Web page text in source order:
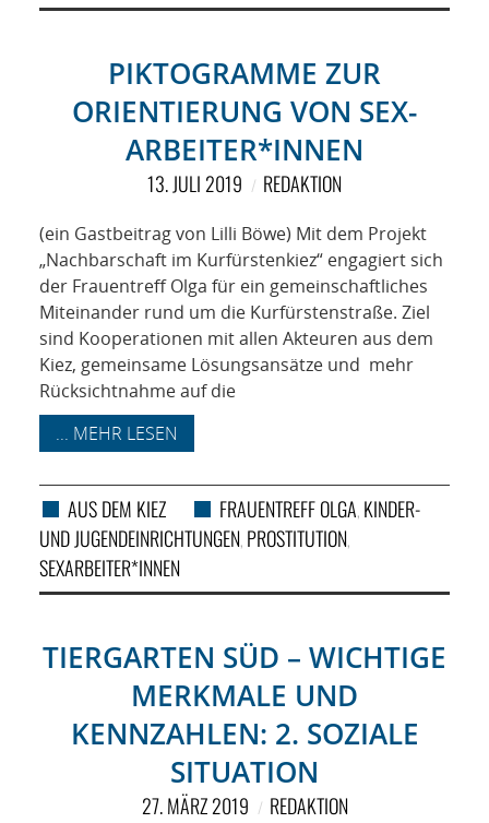
PIKTOGRAMME ZUR
ORIENTIERUNG VON SEX-
ARBEITER*INNEN
13. JULI 2019 REDAKTION
(ein Gastbeitrag von Lilli Böwe) Mit dem Projekt
„Nachbarschaft im Kurfürstenkiez“ engagiert sich
der Frauentreff Olga für ein gemeinschaftliches
Miteinander rund um die Kurfürstenstraße. Ziel
sind Kooperationen mit allen Akteuren aus dem
Kiez, gemeinsame Lösungsansätze und mehr
Rücksichtnahme auf die
... MEHR LESEN
AUS DEM KIEZ FRAUENTREFF OLGA, KINDER-
UND JUGENDEINRICHTUNGEN, PROSTITUTION,
SEXARBEITER*INNEN
TIERGARTEN SÜD – WICHTIGE
MERKMALE UND
KENNZAHLEN: 2. SOZIALE
SITUATION
27. MÄRZ 2019 REDAKTION